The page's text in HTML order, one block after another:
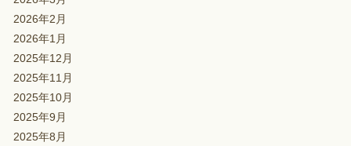
2026年2月
2026年1月
2025年12月
2025年11月
2025年10月
2025年9月
2025年8月